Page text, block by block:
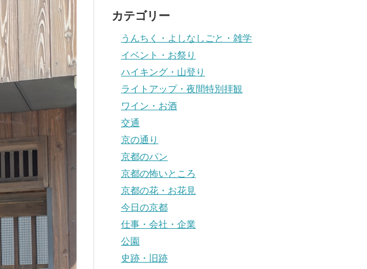
カテゴリー
うんちく・よしなしごと・雑学
イベント・お祭り
ハイキング・山登り
ライトアップ・夜間特別拝観
ワイン・お酒
交通
京の通り
京都のパン
京都の怖いところ
京都の花・お花見
今日の京都
仕事・会社・企業
公園
史跡・旧跡